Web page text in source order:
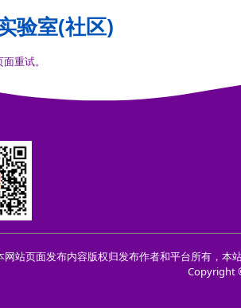
重试。
网站页面发布内容版权归发布作者和平台所有，本
Copyright